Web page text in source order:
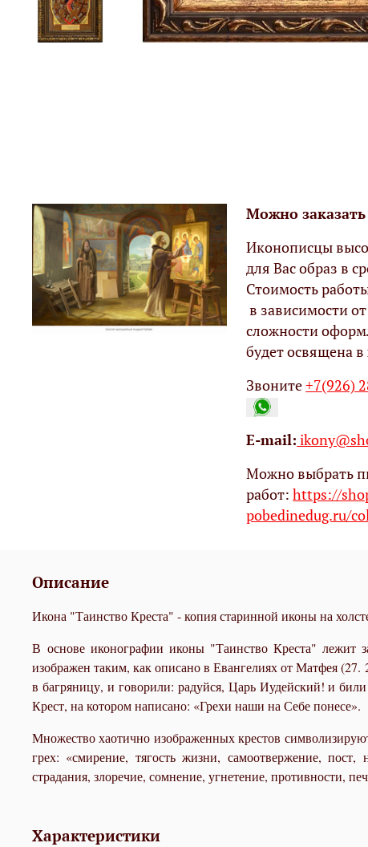
Можно
Иконописцы
для Вас образ в
Стоимость
в зависимости
сложности
будет освящена
Звоните+7(926)
Е-mail:
Можно выбрать
работ:https://
pobedinedug.ru/
Описание
Икона "Таинство Креста" - копия старинной иконы на
В основе иконографии иконы "Таинство Креста" лежит
изображен таким, как описано в Евангелиях от Матфея
в багряницу, и говорили: радуйся, Царь Иудейский! и
Крест, на котором написано: «Грехи наши на Себе понесе».
Множество хаотично изображенных крестов
грех: «смирение, тягость жизни, самоотвержение, пост,
страдания, злоречие, сомнение, угнетение, противности,
Характеристики